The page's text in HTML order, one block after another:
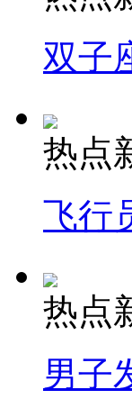
双子
热点
飞行
热点
男子